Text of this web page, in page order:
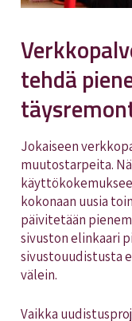
tehdä
Jokaiseen
muutostarpeita.
kokonaan uusia
päivitetään
sivuston elinkaari
sivustouudistusta
välein.
Vaikka